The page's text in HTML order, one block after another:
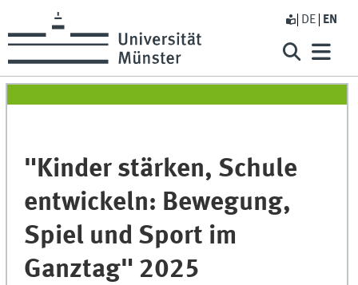
DE EN
"Kinder stärken, Schule
entwickeln: Bewegung,
Spiel und Sport im
Ganztag" 2025